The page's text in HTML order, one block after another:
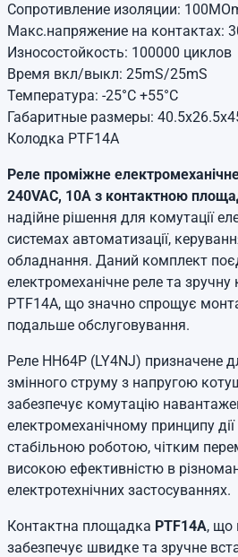
Сопротивление изоляции:
Макс.напряжение на контактах:
Износостойкость: 100000 циклов
Время вкл/выкл: 25mS/25mS
Температура: -25°С +55°С
Габаритные размеры:
Колодка PTF14A
Реле проміжне
240VAC, 10A з контактною
надійне рішення для комутації
системах автоматизації,
обладнання. Даний комплект
електромеханічне реле та
PTF14A, що значно спрощує
подальше обслуговування.
Реле HH64P (LY4NJ) призначене
змінного струму з напругою
забезпечує комутацію
електромеханічному принципу
стабільною роботою, чітким
високою ефективністю в
електротехнічних застосуваннях.
Контактна площадка PTF14A, що
забезпечує швидке та зручне